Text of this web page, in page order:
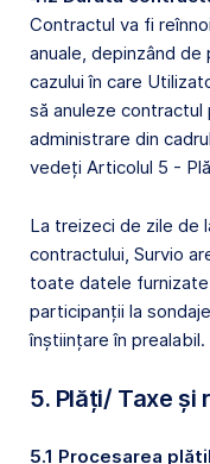
Contractul va fi
anuale, depinzând
cazului în care
să anuleze contractul
administrare din
vedeți Articolul 5 -
La treizeci de zile de
contractului, Survio
toate datele
participanții la
înștiințare în prealabil.
5. Plăți/ Taxe și
5.1 Procesarea